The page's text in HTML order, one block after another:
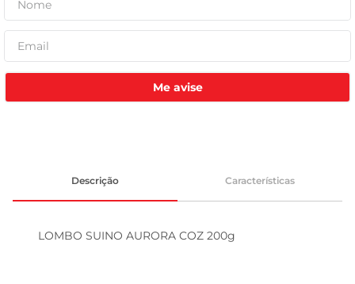
Me avise
Descrição Características
LOMBO SUINO AURORA COZ 200g